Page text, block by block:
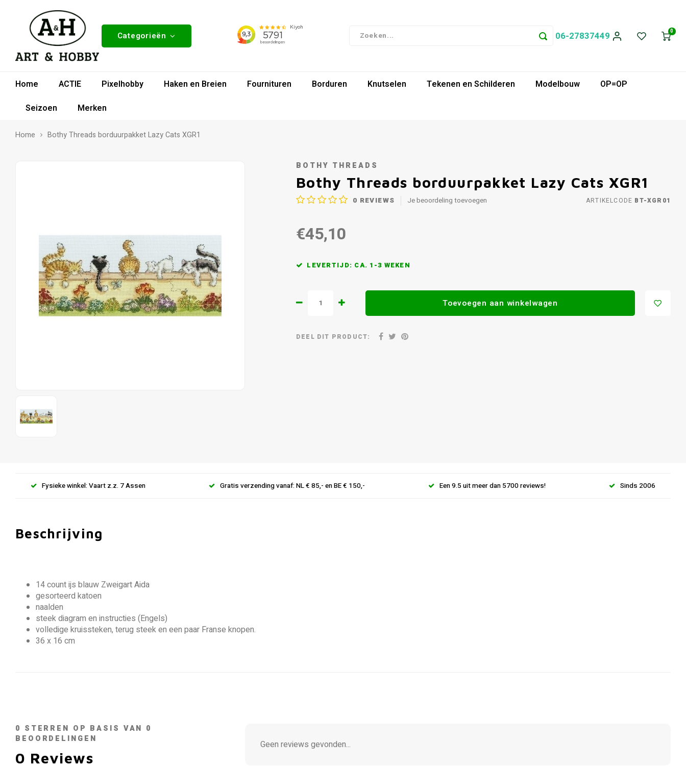
Categorieën 06-27837449 0
Home ACTIE Pixelhobby Haken en Breien Fournituren Borduren Knutselen Tekenen en Schilderen Modelbouw
OP=OP
Seizoen
Merken
Home Bothy Threads borduurpakket Lazy Cats XGR1
BOTHY THREADS
Bothy Threads borduurpakket Lazy Cats XGR1
0 REVIEWS Je beoordeling toevoegen ARTIKELCODE BT-XGR01
€45,10
LEVERTIJD: CA. 1-3 WEKEN
Toevoegen aan winkelwagen
DEEL DIT PRODUCT:
Fysieke winkel: Vaart z.z. 7 Assen Gratis verzending vanaf: NL € 85,- en BE € 150,- Een 9.5 uit meer dan 5700 reviews! Sinds 2006
Beschrijving
14 count ijs blauw Zweigart Aida
gesorteerd katoen
naalden
steek diagram en instructies (Engels)
volledige kruissteken, terug steek en een paar Franse knopen.
36 x 16 cm
0 STERREN OP BASIS VAN 0
BEOORDELINGEN
0 Reviews
Geen reviews gevonden...